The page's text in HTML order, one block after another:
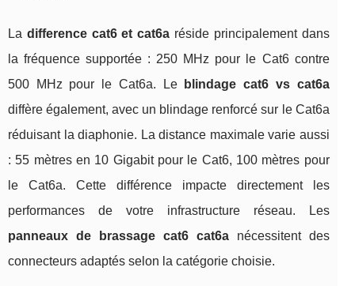
La difference cat6 et cat6a réside principalement dans
la fréquence supportée : 250 MHz pour le Cat6 contre
500 MHz pour le Cat6a. Le
blindage cat6 vs cat6a
diffère également, avec un blindage renforcé sur le Cat6a
réduisant la diaphonie. La distance maximale varie aussi
: 55 mètres en 10 Gigabit pour le Cat6, 100 mètres pour
le Cat6a. Cette différence impacte directement les
performances de votre infrastructure réseau. Les
panneaux de brassage cat6 cat6anécessitent des
connecteurs adaptés selon la catégorie choisie.